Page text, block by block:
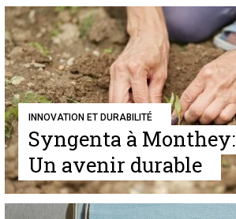
INNOVATION ET DURABILITÉ
Syngenta à Monthey:
Un avenir durable